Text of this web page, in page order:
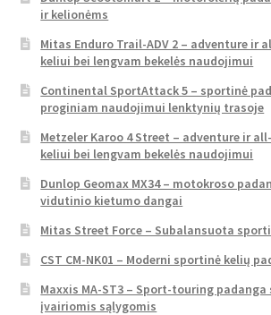
ir kelionėms
Mitas Enduro Trail-ADV 2 – adventure ir
keliui bei lengvam bekelės naudojimui
Continental SportAttack 5 – sportinė
proginiam naudojimui lenktynių trasoje
Metzeler Karoo 4 Street – adventure ir
keliui bei lengvam bekelės naudojimui
Dunlop Geomax MX34 – motokroso
vidutinio kietumo dangai
Mitas Street Force – Subalansuota
CST CM-NK01 – Moderni sportinė kelių
Maxxis MA-ST3 – Sport-touring
įvairiomis sąlygomis